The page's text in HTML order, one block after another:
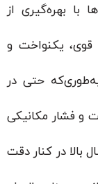
بهره‌گیری از
قوی، یکنواخت و
حتی در
و فشار مکانیکی
در کنار دقت